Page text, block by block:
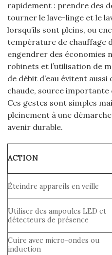
rapidement : prendre des
tourner le lave-linge et le
lorsqu’ils sont pleins, ou
température de chauffage
engendrer des économies
robinets et l’utilisation de
de débit d’eau évitent aussi
chaude, source importante
Ces gestes sont simples
pleinement à une
avenir durable.
ACTION
Éteindre appareils en veille
Utiliser des ampoules LED et
détecteurs de présence
Cuire avec micro-ondes ou
induction